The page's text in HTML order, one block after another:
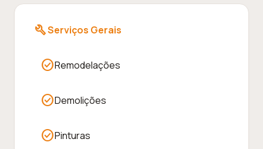
buildServiços Gerais
check_circleRemodelações
check_circleDemolições
check_circlePinturas